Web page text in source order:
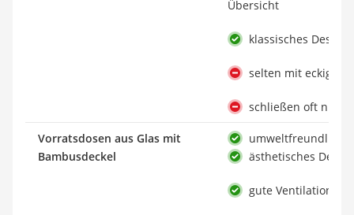
Übersicht
klassisches Design
selten mit eckigem
schließen oft nicht
Vorratsdosen aus Glas mit
Bambusdeckel
umweltfreundliche
ästhetisches Design
gute Ventilation